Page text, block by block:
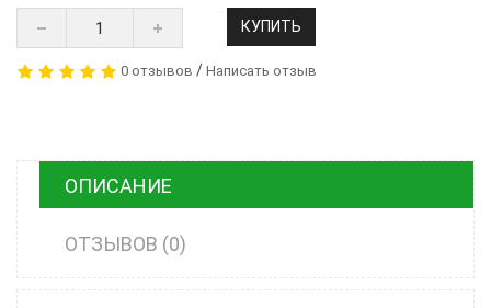
КУПИТЬ
0 отзывов / Написать отзыв
ОПИСАНИЕ
ОТЗЫВОВ (0)